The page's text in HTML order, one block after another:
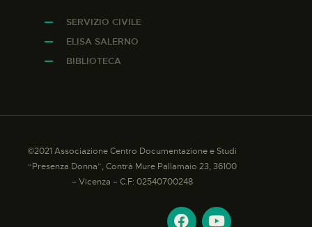
SERVIZIO CIVILE
ELISA SALERNO
BIBLIOTECA
©2021 Associazione Centro Documentazione e Studi
“Presenza Donna”, Contrà Mure Pallamaio 23, 36100
– Vicenza – C.F: 02540700248